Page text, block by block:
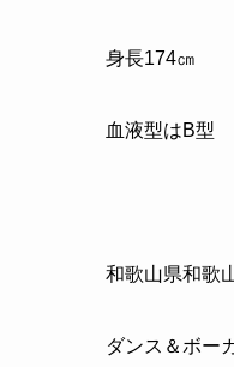
身長174㎝
血液型はB型
和歌山県和歌
ダンス＆ボー